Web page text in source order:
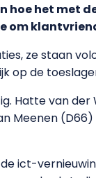
het met
om
ze staan
op de
Hatte van
Meenen
ict-